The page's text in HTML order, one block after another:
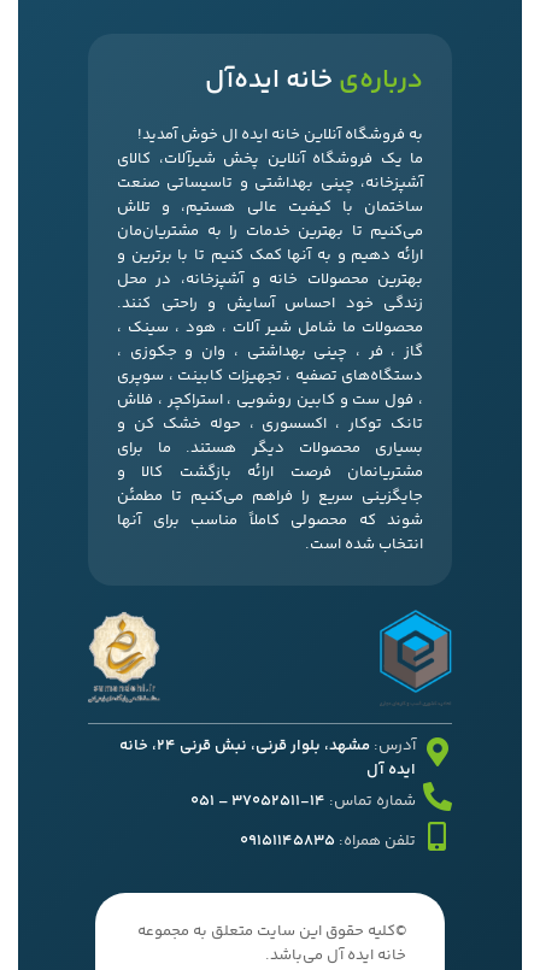
درباره‌ی خانه ایده‌آل
به فروشگاه آنلاین خانه ایده ال خوش آمدید!
ما یک فروشگاه آنلاین پخش شیرآلات، کالای
آشپزخانه، چینی بهداشتی و تاسیساتی صنعت
ساختمان با کیفیت عالی هستیم، و تلاش
می‌کنیم تا بهترین خدمات را به مشتریان‌مان
ارائه دهیم و به آنها کمک کنیم تا با برترین و
بهترین محصولات خانه و آشپزخانه، در محل
زندگی خود احساس آسایش و راحتی کنند.
محصولات ما شامل شیر آلات ، هود ، سینک ،
گاز ، فر ، چینی بهداشتی ، وان و جکوزی ،
دستگاه‌های تصفیه ، تجهیزات کابینت ، سوپری
، فول ست و کابین روشویی ، استراکچر ، فلاش
تانک توکار ، اکسسوری ، حوله خشک کن و
بسیاری محصولات دیگر هستند. ما برای
مشتریانمان فرصت ارائه بازگشت کالا و
جایگزینی سریع را فراهم می‌کنیم تا مطمئن
شوند که محصولی کاملاً مناسب برای آنها
انتخاب شده است.
آدرس:
مشهد، بلوار قرنی، نبش قرنی 24، خانه
ایده آل
شماره تماس: 14-37052511 – 051
تلفن همراه: 09151145835
©کلیه حقوق این سایت متعلق به مجموعه
خانه ایده آل می‌باشد.